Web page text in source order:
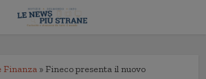
Finanza » Fineco presenta il nuovo